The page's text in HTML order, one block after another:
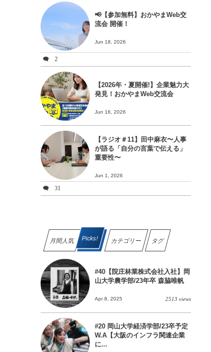
📢【参加無料】おかやまWeb交
流会 開催！
Jun 18, 2026
2
【2026年・夏開催!】企業魅力大
発見！おかやまWeb交流会
Jun 16, 2026
【ラジオ＃11】田中麻衣〜人事
が語る「自分の言葉で伝える」
重要性〜
Jun 1, 2026
31
月間人気 Picks! カテゴリー タグ
#40【院庄林業株式会社入社】岡
山大学農学部/23年卒 森脇唯帆
Apr 8, 2025 2513 views
#20 岡山大学経済学部/23卒予定
W.A【大阪のインフラ関連企業
に...